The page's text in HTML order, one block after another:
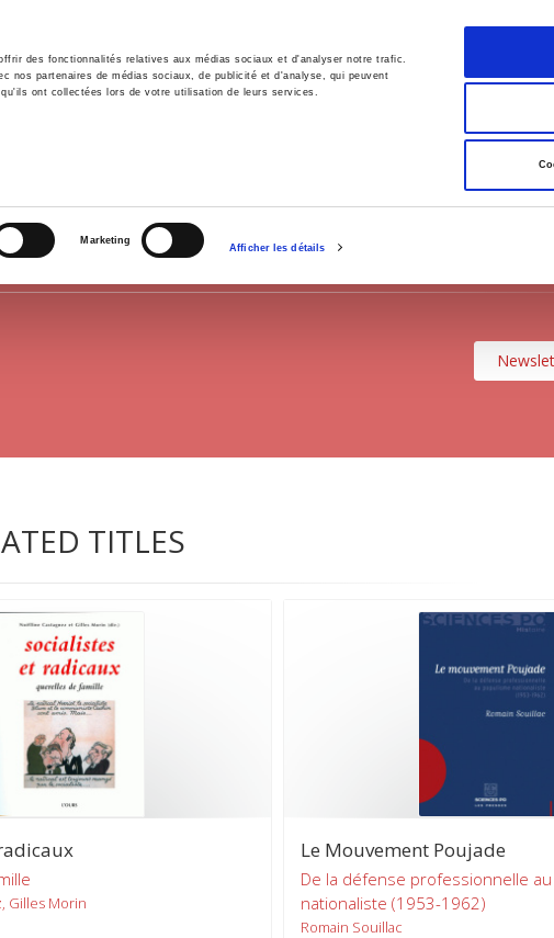
des fonctionnalités relatives aux médias sociaux et d'analyser notre trafic.
nos partenaires de médias sociaux, de publicité et d'analyse, qui peuvent
ont collectées lors de votre utilisation de leurs services.
Marketing
Afficher les détails
English
History International Politics
PARTIES
TITLES
Gilles Morin
Le Mouvement Poujade
De la défense professionnelle
nationaliste (1953-1962)
Romain Souillac